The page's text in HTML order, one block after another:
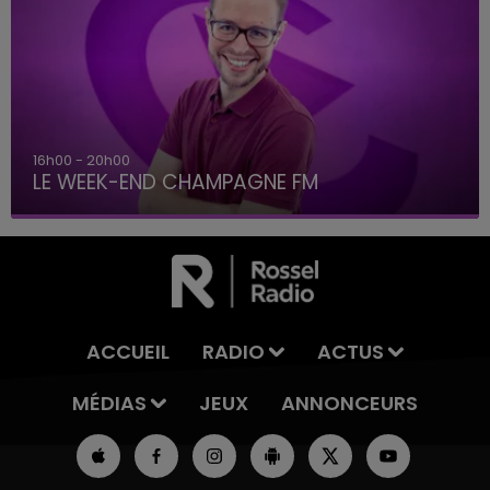
7h00 - 12h00
LE WEEK-END CHAMPAGNE FM
ACCUEIL RADIO
ACTUS
MÉDIAS
JEUX ANNONCEURS